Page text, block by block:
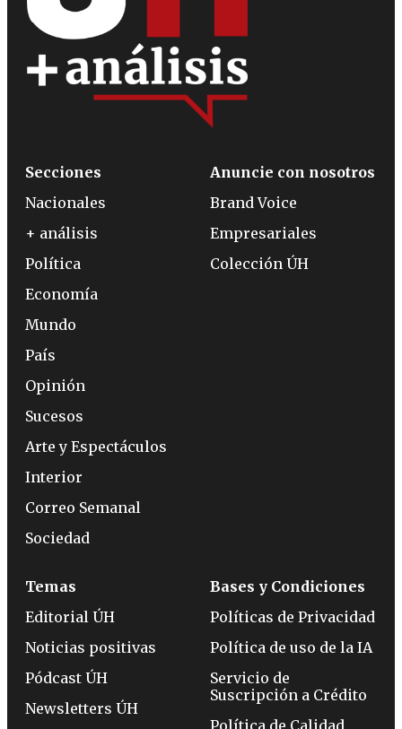
Secciones
Nacionales
+ análisis
Política
Economía
Mundo
País
Opinión
Sucesos
Arte y Espectáculos
Interior
Correo Semanal
Sociedad
Anuncie con nosotros
Brand Voice
Empresariales
Colección ÚH
Temas
Editorial ÚH
Noticias positivas
Pódcast ÚH
Newsletters ÚH
Bases y Condiciones
Políticas de Privacidad
Política de uso de la IA
Servicio de
Suscripción a Crédito
Política de Calidad